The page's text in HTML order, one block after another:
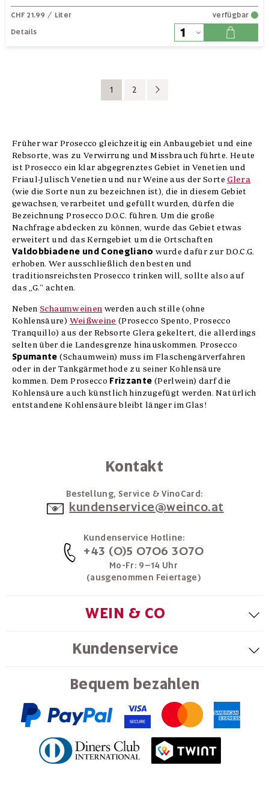
CHF 21.99 / Liter
verfügbar
Details
1 2
Früher war Prosecco gleichzeitig ein Anbaugebiet und eine
Rebsorte, was zu Verwirrung und Missbrauch führte. Heute
ist Prosecco ein klar abgegrenztes Gebiet in Venetien und
Friaul-Julisch Venetien und nur Weine aus der Sorte Glera
(wie die Sorte nun zu bezeichnen ist), die in diesem Gebiet
gewachsen, verarbeitet und gefüllt wurden, dürfen die
Bezeichnung Prosecco D.O.C. führen. Um die große
Nachfrage abdecken zu können, wurde das Gebiet etwas
erweitert und das Kerngebiet um die Ortschaften
Valdobbiadene und Conegliano wurde dafür zur D.O.C.G.
erhoben. Wer ausschließlich den besten und
traditionsreichsten Prosecco trinken will, sollte also auf
das „G.“ achten.
NebenSchaumweinen werden auch stille (ohne
Kohlensäure) Weißweine (Prosecco Spento, Prosecco
Tranquillo) aus der Rebsorte Glera gekeltert, die allerdings
selten über die Landesgrenze hinauskommen. Prosecco
Spumante (Schaumwein) muss im Flaschengärverfahren
oder in der Tankgärmethode zu seiner Kohlensäure
kommen. Dem Prosecco Frizzante (Perlwein) darf die
Kohlensäure auch künstlich hinzugefügt werden. Natürlich
entstandene Kohlensäure bleibt länger im Glas!
Kontakt
Bestellung, Service & VinoCard:
kundenservice@weinco.at
Kundenservice Hotline:
+43 (0)5 0706 3070
Mo-Fr: 9–14 Uhr
(ausgenommen Feiertage)
WEIN & CO
Kundenservice
Bequem bezahlen